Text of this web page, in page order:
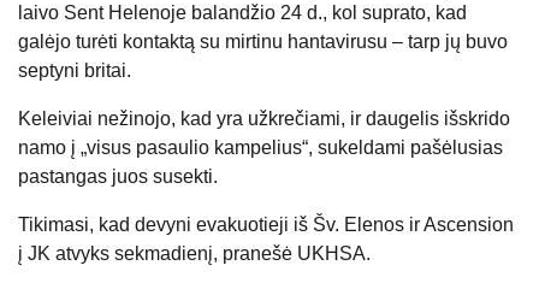
laivo Sent Helenoje balandžio 24 d., kol suprato, kad
galėjo turėti kontaktą su mirtinu hantavirusu – tarp jų buvo
septyni britai.
Keleiviai nežinojo, kad yra užkrečiami, ir daugelis išskrido
namo į „visus pasaulio kampelius“, sukeldami pašėlusias
pastangas juos susekti.
Tikimasi, kad devyni evakuotieji iš Šv. Elenos ir Ascension
į JK atvyks sekmadienį, pranešė UKHSA.